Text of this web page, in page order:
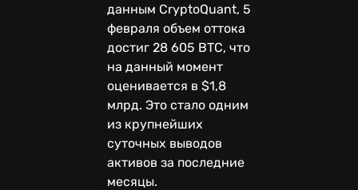
данным CryptoQuant, 5
февраля объем оттока
достиг 28 605 BTC, что
на данный момент
оценивается в $1,8
млрд. Это стало одним
из крупнейших
суточных выводов
активов за последние
месяцы.